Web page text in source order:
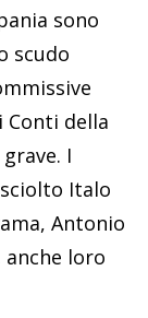
sono
scudo
Conti della
I
Italo
Antonio
loro